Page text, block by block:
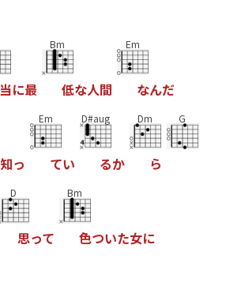
当に最
Bm
低な人間
Em
なんだ
知っ
Em
てい
D#aug
るか
Dm
ら
G
D
思って
Bm
色ついた女に